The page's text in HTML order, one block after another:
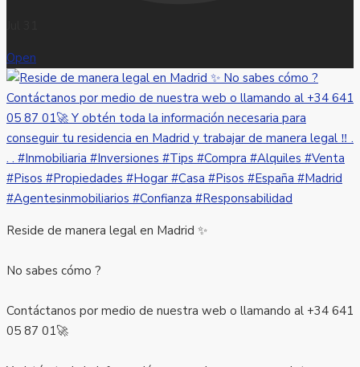
Open
Reside de manera legal en Madrid ✨
No sabes cómo ?
Contáctanos por medio de nuestra web o llamando al +34 641
05 87 01🚀